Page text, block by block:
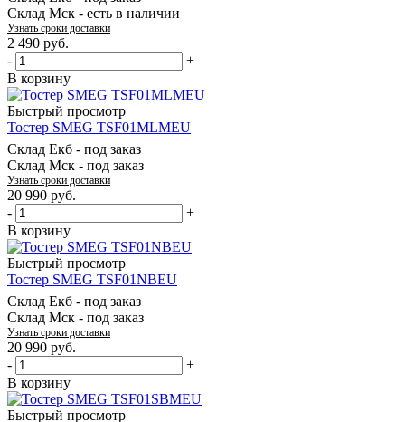
Склад Мск - есть в наличии
Узнать сроки доставки
2 490 руб.
-
+
В корзину
Быстрый просмотр
Тостер SMEG TSF01MLMEU
Склад Екб - под заказ
Склад Мск - под заказ
Узнать сроки доставки
20 990 руб.
-
+
В корзину
Быстрый просмотр
Тостер SMEG TSF01NBEU
Склад Екб - под заказ
Склад Мск - под заказ
Узнать сроки доставки
20 990 руб.
-
+
В корзину
Быстрый просмотр